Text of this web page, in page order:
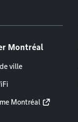
Montréal
ville
Montréal